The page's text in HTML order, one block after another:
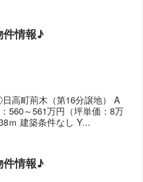
件情報♪
高町荊木（第16分譲地） A
～561万円（坪単価：8万
ｍ 建築条件なし Y...
件情報♪